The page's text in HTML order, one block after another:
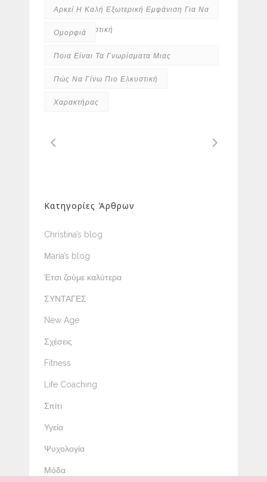
Αρκεί Η Καλή Εξωτερική Εμφάνιση Για Να
Είμαι Ελκυστική
Ομορφιά
Ποια Είναι Τα Γνωρίσματα Μιας
Ελκυστικής Γυναίκας
Πώς Να Γίνω Πιο Ελκυστική
Χαρακτήρας
Κατηγορίες Άρθρων
Christina’s blog
Μaria’s blog
Έτσι ζούμε καλύτερα
ΣΥΝΤΑΓΕΣ
New Age
Σχέσεις
Fitness
Life Coaching
Σπίτι
Υγεία
Ψυχολογία
Μόδα